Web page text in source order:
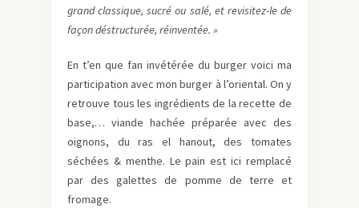
grand classique, sucré ou salé, et revisitez-le de
façon déstructurée, réinventée. »
En t’en que fan invétérée du burger voici ma
participation avec mon burger à l’oriental. On y
retrouve tous les ingrédients de la recette de
base,… viande hachée préparée avec des
oignons, du ras el hanout, des tomates
séchées & menthe. Le pain est ici remplacé
par des galettes de pomme de terre et
fromage.